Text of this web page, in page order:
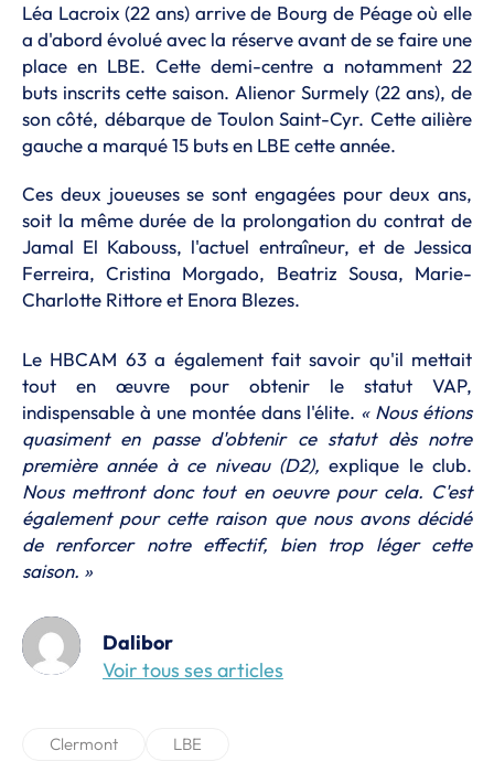
Léa Lacroix (22 ans) arrive de Bourg de Péage où elle
a d'abord évolué avec la réserve avant de se faire une
place en LBE. Cette demi-centre a notamment 22
buts inscrits cette saison. Alienor Surmely (22 ans), de
son côté, débarque de Toulon Saint-Cyr. Cette ailière
gauche a marqué 15 buts en LBE cette année.
Ces deux joueuses se sont engagées pour deux ans,
soit la même durée de la prolongation du contrat de
Jamal El Kabouss, l'actuel entraîneur, et de Jessica
Ferreira, Cristina Morgado, Beatriz Sousa, Marie-
Charlotte Rittore et Enora Blezes.
Le HBCAM 63 a également fait savoir qu'il mettait
tout en œuvre pour obtenir le statut VAP,
indispensable à une montée dans l'élite. « Nous étions
quasiment en passe d'obtenir ce statut dès notre
première année à ce niveau (D2), explique le club.
Nous mettront donc tout en oeuvre pour cela. C'est
également pour cette raison que nous avons décidé
de renforcer notre effectif, bien trop léger cette
saison. »
Dalibor
Voir tous ses articles
Clermont LBE